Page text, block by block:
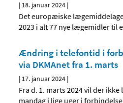
| 18. januar 2024 |
Det europæiske
2023 i alt 77 nye lægemidler til
Ændring i telefontid i
via DKMAnet fra 1. marts
| 17. januar 2024 |
Fra d. 1. marts 2024 vil der
mandag i lige uger i